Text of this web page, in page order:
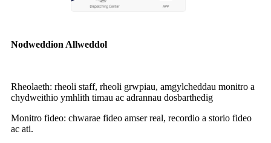
Nodweddion Allweddol
Rheolaeth: rheoli staff, rheoli grwpiau, amgylcheddau monitro a
chydweithio ymhlith timau ac adrannau dosbarthedig
Monitro fideo: chwarae fideo amser real, recordio a storio fideo
ac ati.